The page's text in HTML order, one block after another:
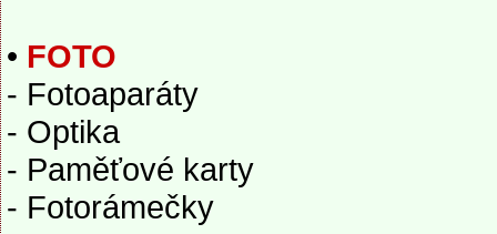
• FOTO
- Fotoaparáty
- Optika
- Paměťové karty
- Fotorámečky